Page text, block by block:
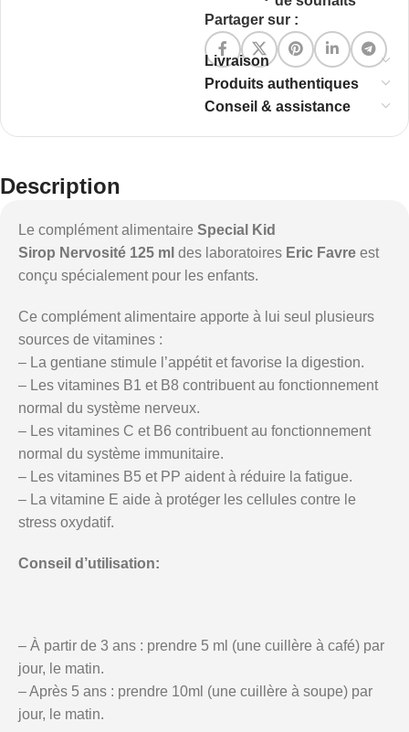
Partager sur :
Livraison
Produits authentiques
Conseil & assistance
Description
Le complément alimentaire Special Kid
Sirop Nervosité 125 ml des laboratoires Eric Favre est
conçu spécialement pour les enfants.
Ce complément alimentaire apporte à lui seul plusieurs
sources de vitamines :
– La gentiane stimule l’appétit et favorise la digestion.
– Les vitamines B1 et B8 contribuent au fonctionnement
normal du système nerveux.
– Les vitamines C et B6 contribuent au fonctionnement
normal du système immunitaire.
– Les vitamines B5 et PP aident à réduire la fatigue.
– La vitamine E aide à protéger les cellules contre le
stress oxydatif.
Conseil d’utilisation:
– À partir de 3 ans : prendre 5 ml (une cuillère à café) par
jour, le matin.
– Après 5 ans : prendre 10ml (une cuillère à soupe) par
jour, le matin.